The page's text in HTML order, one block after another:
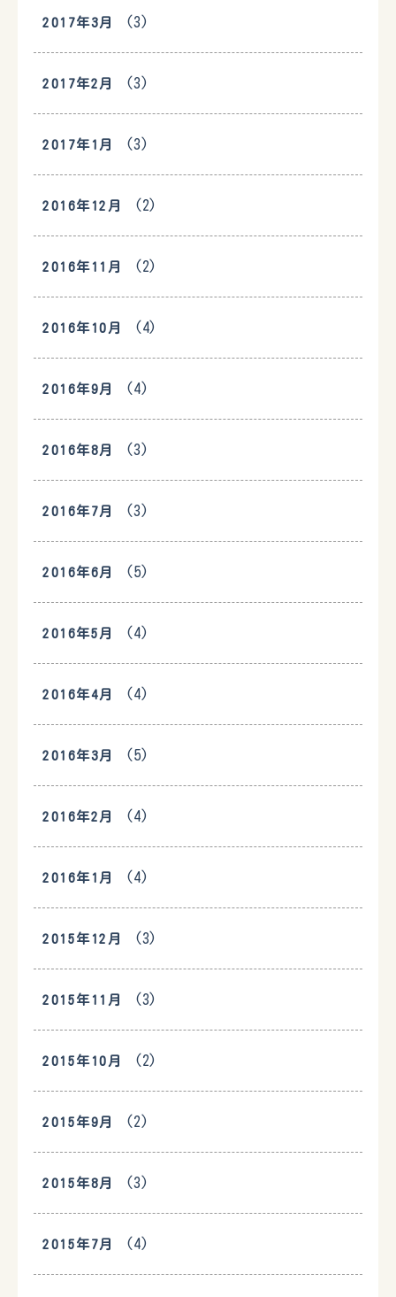
2017年3月 (3)
2017年2月 (3)
2017年1月 (3)
2016年12月 (2)
2016年11月 (2)
2016年10月 (4)
2016年9月 (4)
2016年8月 (3)
2016年7月 (3)
2016年6月 (5)
2016年5月 (4)
2016年4月 (4)
2016年3月 (5)
2016年2月 (4)
2016年1月 (4)
2015年12月 (3)
2015年11月 (3)
2015年10月 (2)
2015年9月 (2)
2015年8月 (3)
2015年7月 (4)